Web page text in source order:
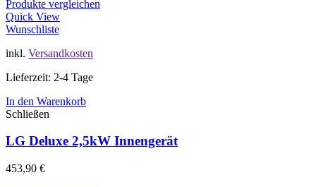
Produkte vergleichen
Quick View
Wunschliste
inkl. Versandkosten
Lieferzeit: 2-4 Tage
In den Warenkorb
Schließen
LG Deluxe 2,5kW Innengerät
453,90 €